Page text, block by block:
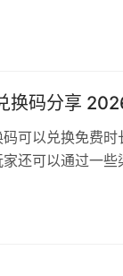
丘丘
换码分享
可以兑换免费
还可以通过一
为600分钟（10